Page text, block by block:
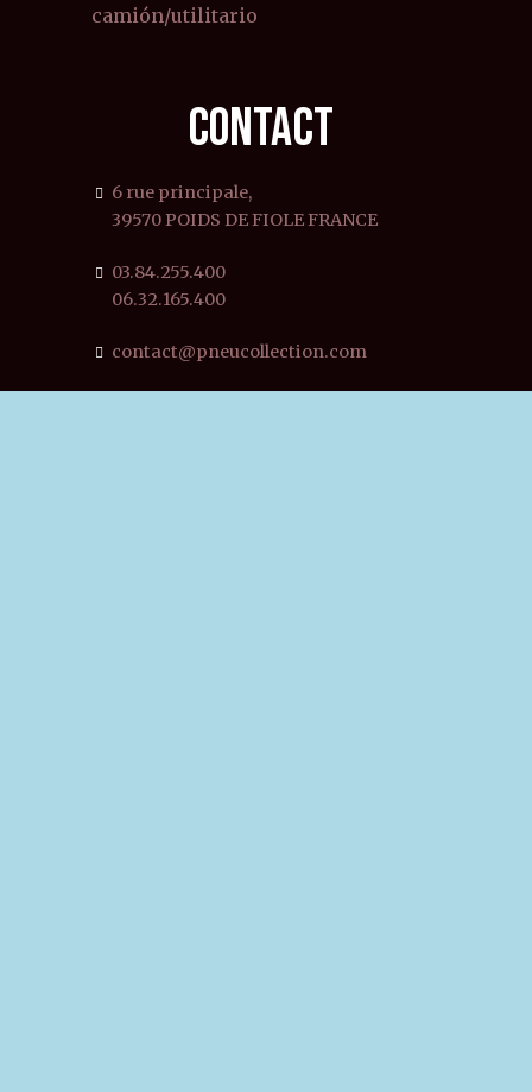
camión/utilitario
CONTACT
6 rue principale,
39570 POIDS DE FIOLE FRANCE
03.84.255.400
06.32.165.400
contact@pneucollection.com